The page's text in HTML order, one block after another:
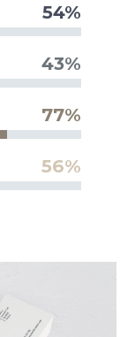
54%
43%
77%
56%